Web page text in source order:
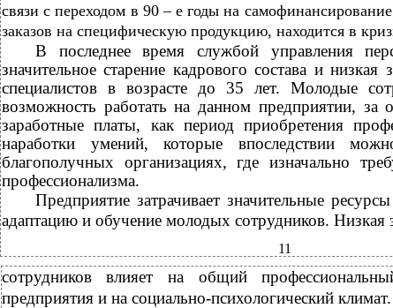
связи с переходом в 90 – е годы на
заказов на специфическую продукцию, находится в
В последнее время службой управления
значительное старение кадрового состава и низкая
специалистов в возрасте до 35 лет. Молодые
возможность работать на данном предприятии, за
заработные платы, как период приобретения
наработки умений, которые впоследствии
благополучных организациях, где изначально
профессионализма.
Предприятие затрачивает значительные
адаптацию и обучение молодых сотрудников. Низкая
11
сотрудников влияет на общий
предприятия и на социально-психологический климат.